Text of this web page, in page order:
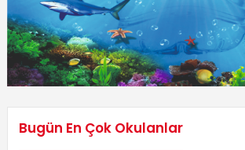
Bugün En Çok Okulanlar